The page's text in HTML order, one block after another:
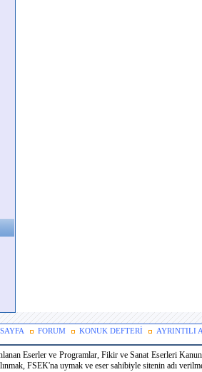
FORUM KONUK DEFTERİ AYRINTILI
Eserler ve Programlar, Fikir ve Sanat Eserleri
FSEK'na uymak ve eser sahibiyle sitenin adı